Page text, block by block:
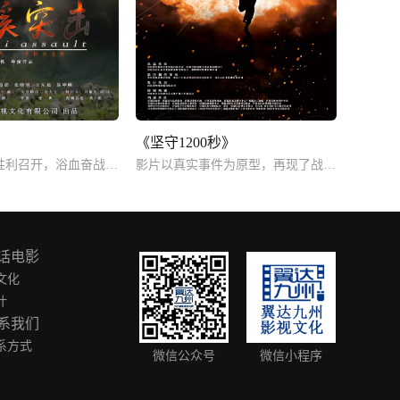
保卫遵义会议胜利召开，浴血奋战阻击敌军。
《坚守1200秒》
影片以真实事件为原型，再现了战争年代的艰难与悲壮。
电影
化
我们
方式
微信公众号 微信小程序